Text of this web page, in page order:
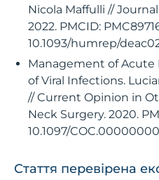
Nicola Maffulli //
2022. PMCID:
10.1093/humrep/
Management of
of Viral Infections.
// Current Opinion in
Neck Surgery. 2020.
10.1097/
Стаття перевірена